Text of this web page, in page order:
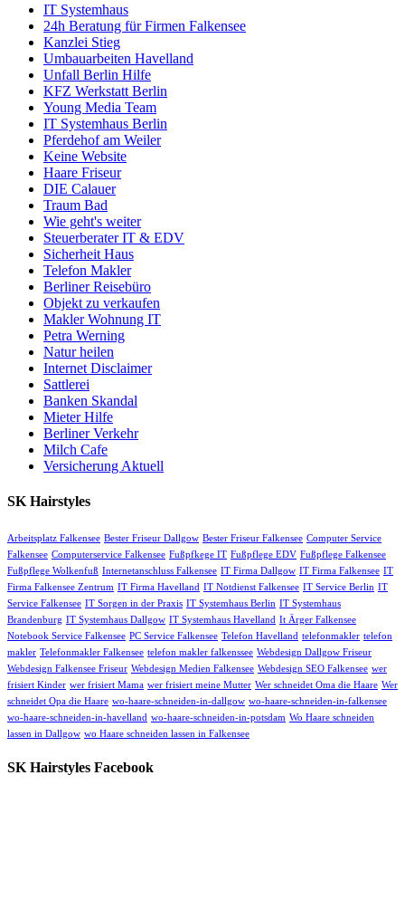
IT Systemhaus
24h Beratung für Firmen Falkensee
Kanzlei Stieg
Umbauarbeiten Havelland
Unfall Berlin Hilfe
KFZ Werkstatt Berlin
Young Media Team
IT Systemhaus Berlin
Pferdehof am Weiler
Keine Website
Haare Friseur
DIE Calauer
Traum Bad
Wie geht's weiter
Steuerberater IT & EDV
Sicherheit Haus
Telefon Makler
Berliner Reisebüro
Objekt zu verkaufen
Makler Wohnung IT
Petra Werning
Natur heilen
Internet Disclaimer
Sattlerei
Banken Skandal
Mieter Hilfe
Berliner Verkehr
Milch Cafe
Versicherung Aktuell
SK Hairstyles
Arbeitsplatz Falkensee Bester Friseur Dallgow Bester Friseur Falkensee Computer Service
Falkensee Computerservice Falkensee Fußpfkege IT Fußpflege EDV Fußpflege Falkensee
Fußpflege Wolkenfuß Internetanschluss Falkensee IT Firma Dallgow IT Firma Falkensee IT
Firma Falkensee Zentrum IT Firma Havelland IT Notdienst Falkensee IT Service Berlin IT
Service Falkensee IT Sorgen in der Praxis IT Systemhaus Berlin IT Systemhaus
Brandenburg IT Systemhaus Dallgow IT Systemhaus Havelland It Ärger Falkensee
Notebook Service Falkensee PC Service Falkensee Telefon Havelland telefonmakler telefon
makler Telefonmakler Falkensee telefon makler falkenssee Webdesign Dallgow Friseur
Webdesign Falkensee Friseur Webdesign Medien Falkensee Webdesign SEO Falkensee wer
frisiert Kinder wer frisiert Mama wer frisiert meine Mutter Wer schneidet Oma die Haare Wer
schneidet Opa die Haare wo-haare-schneiden-in-dallgow wo-haare-schneiden-in-falkensee
wo-haare-schneiden-in-havelland wo-haare-schneiden-in-potsdam Wo Haare schneiden
lassen in Dallgow wo Haare schneiden lassen in Falkensee
SK Hairstyles Facebook